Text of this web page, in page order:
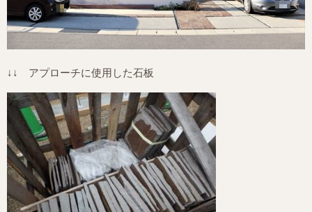
↓↓ アプローチに使用した石板